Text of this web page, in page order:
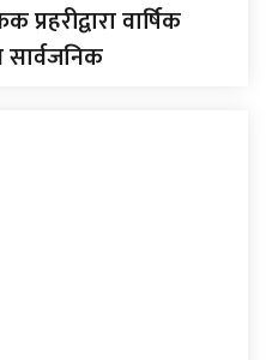
प्रहरीद्वारा वार्षिक
सार्वजनिक